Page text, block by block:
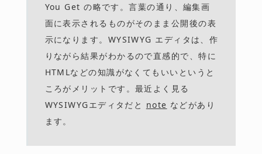
You Get の略です。言葉の通り、編集画
面に表示されるものがそのまま公開後の表
示になります。WYSIWYG エディタは、作
りながら結果がわかるので直感的で、特に
HTMLなどの知識がなくてもいいというと
ころがメリットです。最近よく見る
WYSIWYGエディタだと note などがあり
ます。